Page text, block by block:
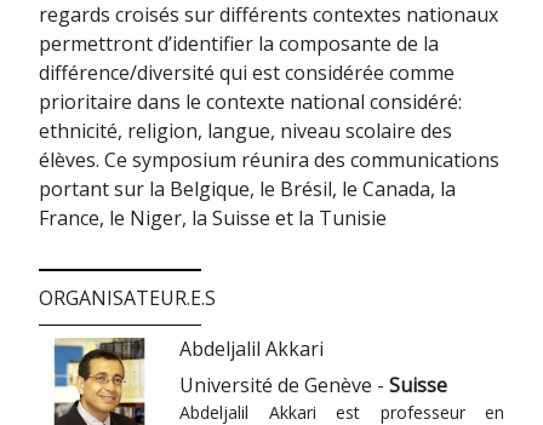
regards croisés sur différents contextes nationaux
permettront d’identifier la composante de la
différence/diversité qui est considérée comme
prioritaire dans le contexte national considéré:
ethnicité, religion, langue, niveau scolaire des
élèves. Ce symposium réunira des communications
portant sur la Belgique, le Brésil, le Canada, la
France, le Niger, la Suisse et la Tunisie
ORGANISATEUR.E.S
Abdeljalil Akkari
Université de Genève - Suisse
Abdeljalil Akkari est professeur en